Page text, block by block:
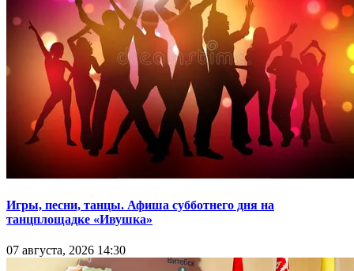
Игры, песни, танцы. Афиша субботнего дня на
танцплощадке «Ивушка»
07 августа, 2026 14:30